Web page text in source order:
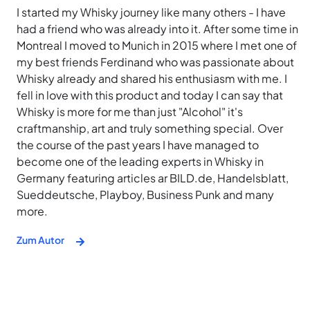
I started my Whisky journey like many others - I have
had a friend who was already into it. After some time in
Montreal I moved to Munich in 2015 where I met one of
my best friends Ferdinand who was passionate about
Whisky already and shared his enthusiasm with me. I
fell in love with this product and today I can say that
Whisky is more for me than just "Alcohol" it's
craftmanship, art and truly something special. Over
the course of the past years I have managed to
become one of the leading experts in Whisky in
Germany featuring articles ar BILD.de, Handelsblatt,
Sueddeutsche, Playboy, Business Punk and many
more.
Zum Autor